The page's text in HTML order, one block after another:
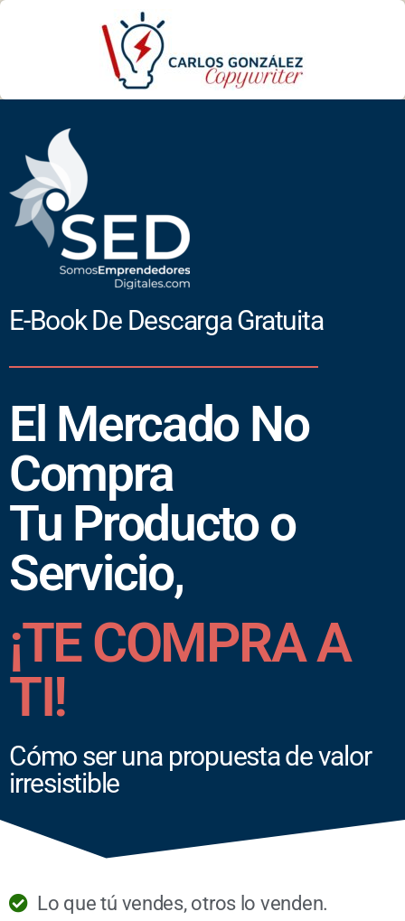
E-Book De Descarga Gratuita
El Mercado No
Compra
Tu Producto o
Servicio,
¡TE COMPRA A
TI!
Cómo ser una propuesta de valor
irresistible
Lo que tú vendes, otros lo venden.